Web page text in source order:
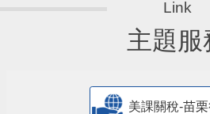
主題服
美課關稅-苗